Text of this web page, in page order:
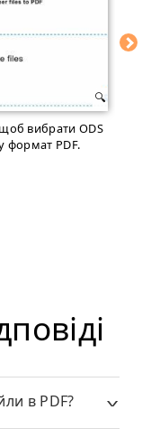
вибрати ODS
формат PDF.
в PDF?